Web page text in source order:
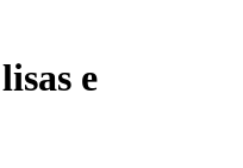
e